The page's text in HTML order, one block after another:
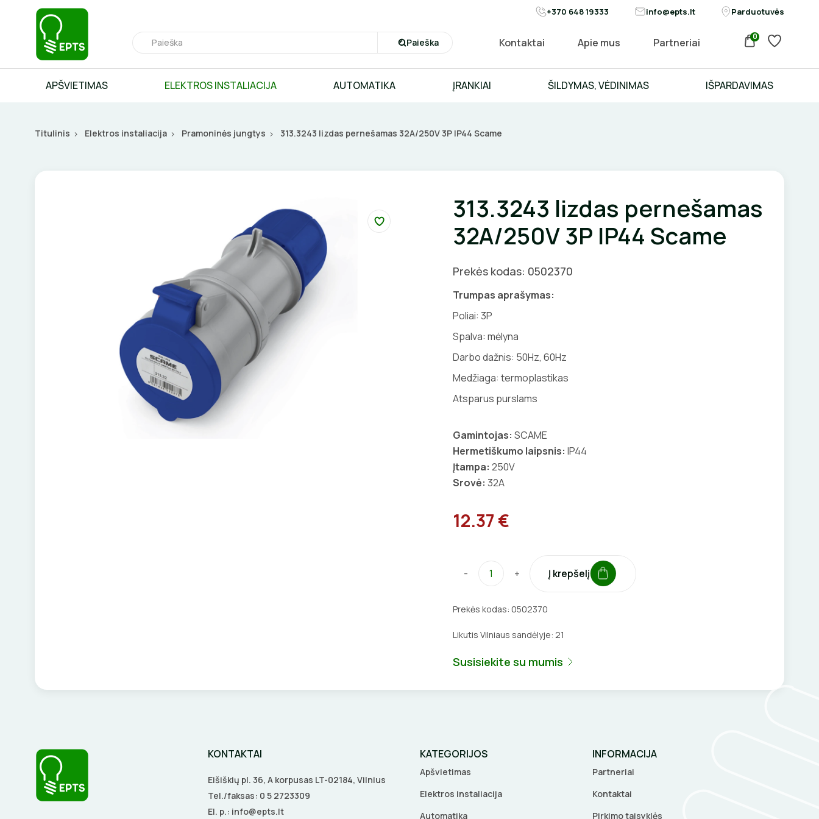
+370 648 19333 info@epts.lt Parduotuvės
Paieška Kontaktai Apie mus Partneriai 0
APŠVIETIMAS ELEKTROS INSTALIACIJA AUTOMATIKA ĮRANKIAI ŠILDYMAS, VĖDINIMAS IŠPARDAVIMAS
Titulinis Elektros instaliacija Pramoninės jungtys 313.3243 lizdas pernešamas 32A/250V 3P IP44 Scame
313.3243 lizdas pernešamas
32A/250V 3P IP44 Scame
Prekės kodas: 0502370
Trumpas aprašymas:
Poliai: 3P
Spalva: mėlyna
Darbo dažnis: 50Hz, 60Hz
Medžiaga: termoplastikas
Atsparus purslams
Gamintojas: SCAME
Hermetiškumo laipsnis: IP44
Įtampa: 250V
Srovė: 32A
12.37 €
- + Į krepšelį
Prekės kodas: 0502370
Likutis Vilniaus sandėlyje: 21
Susisiekite su mumis
KONTAKTAI
Eišiškių pl. 36, A korpusas LT-02184, Vilnius
Tel./faksas: 0 5 2723309
El. p.: info@epts.lt
KATEGORIJOS
Apšvietimas
Elektros instaliacija
Automatika
INFORMACIJA
Partneriai
Kontaktai
Pirkimo taisyklės